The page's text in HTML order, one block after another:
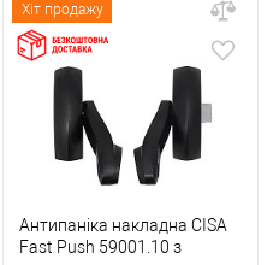
Хіт продажу
Антипаніка накладна CISA
Fast Push 59001.10 з